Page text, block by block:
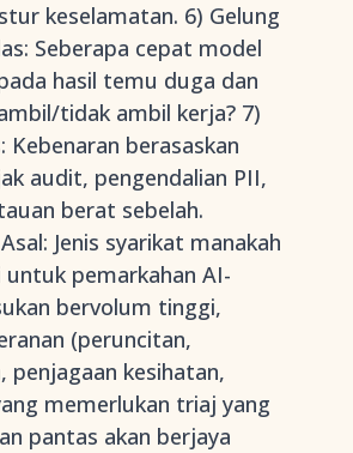
keselamatan. 6) Gelung
Seberapa cepat model
hasil temu duga dan
tidak ambil kerja? 7)
Kebenaran berasaskan
audit, pengendalian PII,
berat sebelah.
Jenis syarikat manakah
untuk pemarkahan AI-
bervolum tinggi,
(peruncitan,
penjagaan kesihatan,
memerlukan triaj yang
pantas akan berjaya